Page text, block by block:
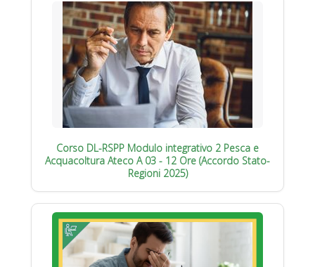
Corso DL-RSPP Modulo integrativo 2 Pesca e
Acquacoltura Ateco A 03 - 12 Ore (Accordo Stato-
Regioni 2025)